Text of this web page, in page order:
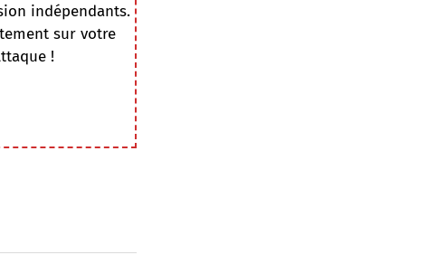
indépendants.
sur votre
!